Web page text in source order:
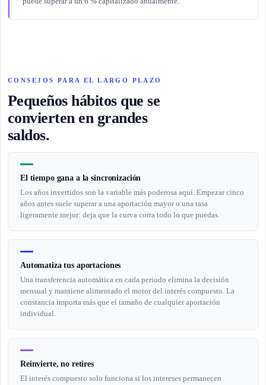
CONSEJOS PARA EL LARGO PLAZO
Pequeños hábitos que se
convierten en grandes
saldos.
El tiempo gana a la sincronización
Los años invertidos son la variable más poderosa aquí. Empezar cinco
años antes suele superar a una aportación mayor o una tasa
ligeramente mejor: deja que la curva corra todo lo que puedas.
Automatiza tus aportaciones
Una transferencia automática en cada periodo elimina la decisión
mensual y mantiene alimentado el motor del interés compuesto. La
constancia importa más que el tamaño de cualquier aportación
individual.
Reinvierte, no retires
El interés compuesto solo funciona si los intereses permanecen